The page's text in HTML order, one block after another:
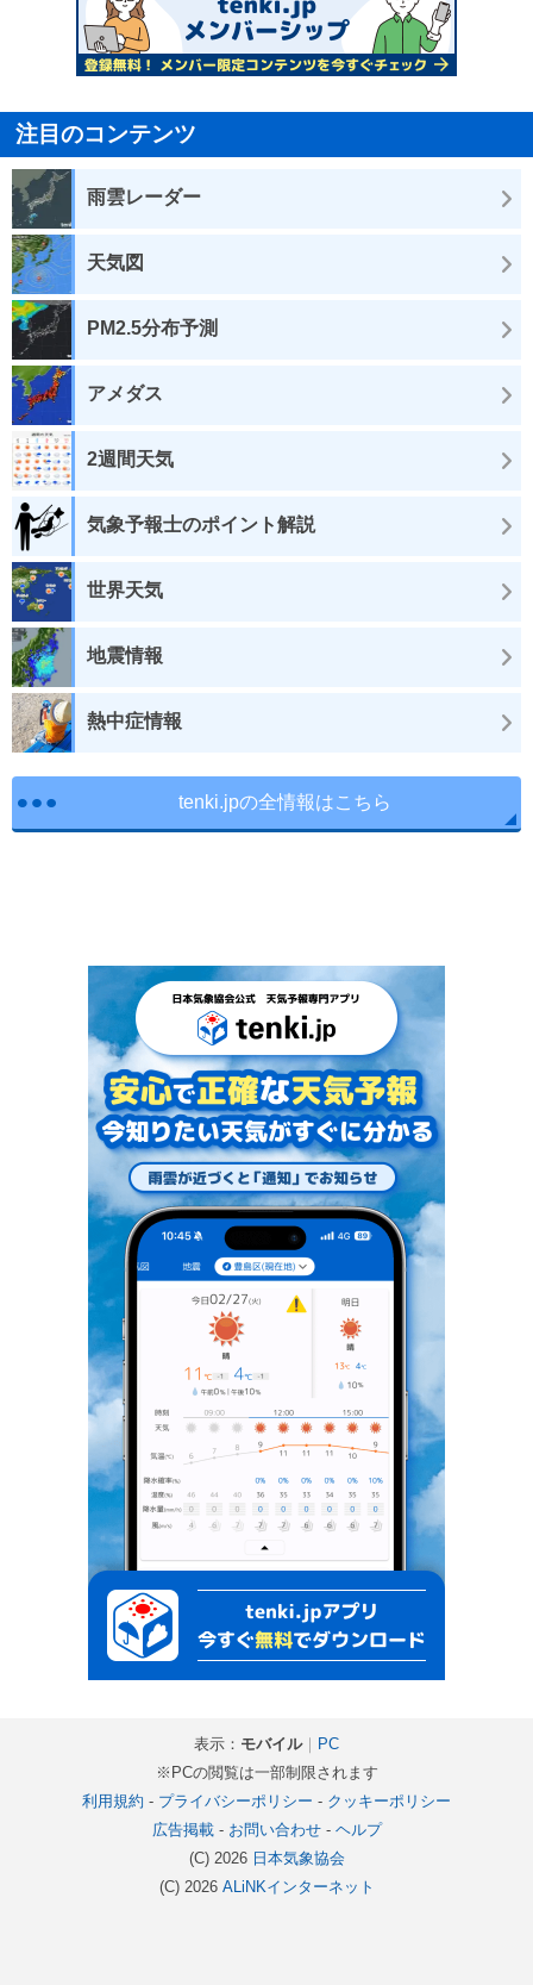
注目のコンテンツ
雨雲レーダー
天気図
PM2.5分布予測
アメダス
2週間天気
気象予報士のポイント解説
世界天気
地震情報
熱中症情報
tenki.jpの全情報はこちら
表示： モバイル｜
PC
※PCの閲覧は一部制限されます
利用規約 - プライバシーポリシー - クッキーポリシー
広告掲載- お問い合わせ- ヘルプ
(C) 2026 日本気象協会
(C) 2026 ALiNKインターネット